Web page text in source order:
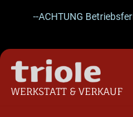
--ACHTUNG
WERKSTATT & VERKAUF